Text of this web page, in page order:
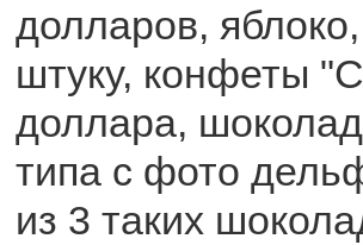
долларов,
штуку, конфеты
доллара,
типа с фото
из 3 таких